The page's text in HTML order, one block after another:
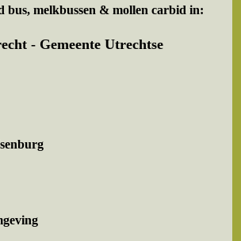
bus, melkbussen & mollen carbid in:
- Gemeente Utrechtse